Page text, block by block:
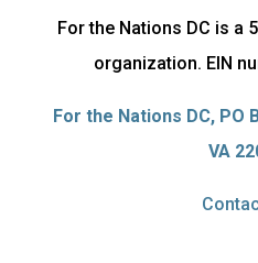
For the Nations DC is
organization. EIN
For the Nations DC, PO
VA